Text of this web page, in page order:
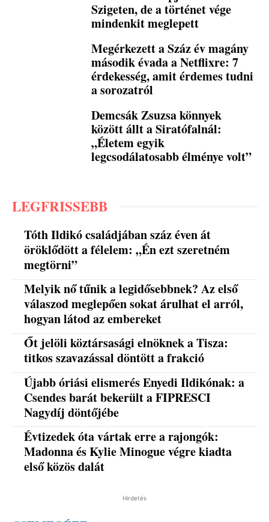
Szigeten, de a történet vége
mindenkit meglepett
Megérkezett a Száz év magány
második évada a Netflixre: 7
érdekesség, amit érdemes tudni
a sorozatról
Demcsák Zsuzsa könnyek
között állt a Siratófalnál:
„Életem egyik
legcsodálatosabb élménye volt”
LEGFRISSEBB
Tóth Ildikó családjában száz éven át
öröklődött a félelem: „Én ezt szeretném
megtörni”
Melyik nő tűnik a legidősebbnek? Az első
válaszod meglepően sokat árulhat el arról,
hogyan látod az embereket
Őt jelöli köztársasági elnöknek a Tisza:
titkos szavazással döntött a frakció
Újabb óriási elismerés Enyedi Ildikónak: a
Csendes barát bekerült a FIPRESCI
Nagydíj döntőjébe
Évtizedek óta vártak erre a rajongók:
Madonna és Kylie Minogue végre kiadta
első közös dalát
Hirdetés